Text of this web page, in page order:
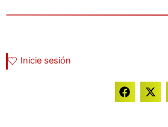
Inicie sesión